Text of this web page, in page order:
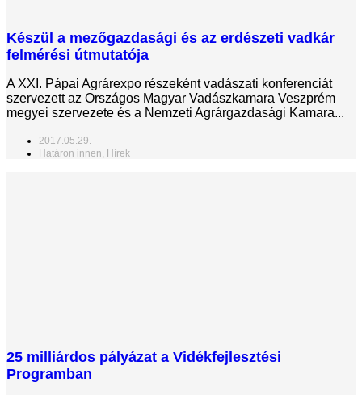
Készül a mezőgazdasági és az erdészeti vadkár
felmérési útmutatója
A XXI. Pápai Agrárexpo részeként vadászati konferenciát
szervezett az Országos Magyar Vadászkamara Veszprém
megyei szervezete és a Nemzeti Agrárgazdasági Kamara...
2017.05.29.
Határon innen, Hírek
25 milliárdos pályázat a Vidékfejlesztési
Programban